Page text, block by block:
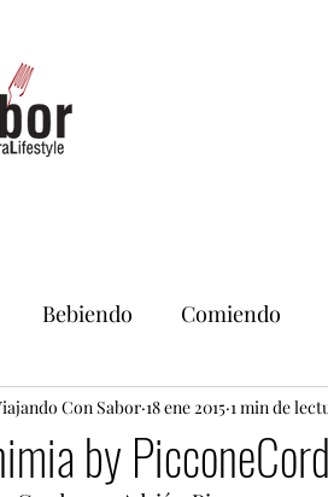
Bebiendo Comiendo
by
Con Sabor 18 ene 2015 1 min de